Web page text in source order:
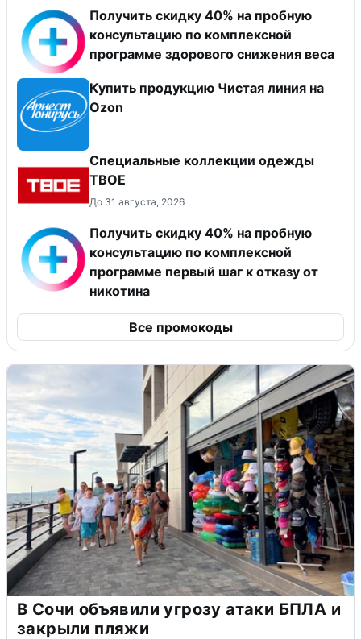
Получить скидку 40% на пробную
консультацию по комплексной
программе здорового снижения веса
Купить продукцию Чистая линия на
Ozon
Специальные коллекции одежды
ТВОЕ
До 31 августа, 2026
Получить скидку 40% на пробную
консультацию по комплексной
программе первый шаг к отказу от
никотина
Все промокоды
В Сочи объявили угрозу атаки БПЛА и
закрыли пляжи